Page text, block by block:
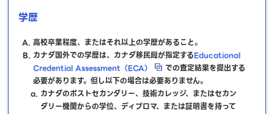
学歴
高校卒業程度、またはそれ以上の学歴があること。
カナダ国外での学歴は、カナダ移民局が指定するEducational
Credential Assessment（ECA）
での査定結果を提出する
必要があります。但し以下の場合は必要ありません。
カナダのポストセカンダリー、技術カレッジ、またはセカン
ダリー機関からの学位、ディプロマ、または証明書を持って